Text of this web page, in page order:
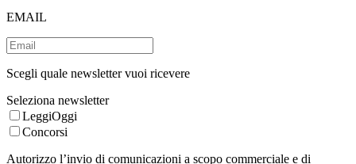
EMAIL
Scegli quale newsletter vuoi ricevere
Seleziona newsletter
LeggiOggi
Concorsi
Autorizzo l’invio di comunicazioni a scopo commerciale e di